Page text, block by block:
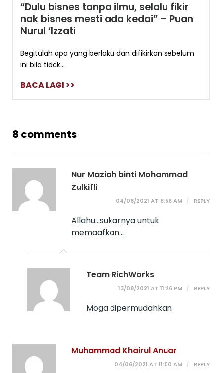
“Dulu bisnes tanpa ilmu, selalu fikir
nak bisnes mesti ada kedai” – Puan
Nurul ‘Izzati
Begitulah apa yang berlaku dan difikirkan sebelum
ini bila tidak...
BACA LAGI >>
8 comments
Nur Maziah binti Mohammad
Zulkifli
04/06/2021 AT 8:56 AM REPLY
Allahu…sukarnya untuk
memaafkan…
Team RichWorks
13/08/2021 AT 11:26 PM REPLY
Moga dipermudahkan
Muhammad Khairul Anuar
04/06/2021 AT 11:00 AM REPLY